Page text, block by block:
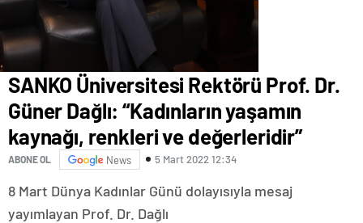
SANKO Üniversitesi Rektörü Prof. Dr.
Güner Dağlı: “Kadınların yaşamın
kaynağı, renkleri ve değerleridir”
ABONE OL News 5 Mart 2022 12:34
8 Mart Dünya Kadınlar Günü dolayısıyla mesaj
yayımlayan Prof. Dr. Dağlı